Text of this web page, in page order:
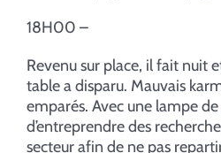
18H00 –
Revenu sur place, il fait nuit
table a disparu. Mauvais
emparés. Avec une lampe
d’entreprendre des
secteur afin de ne pas